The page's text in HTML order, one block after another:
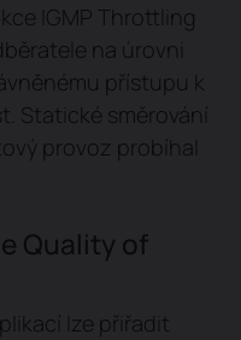
IGMP Throttling
na úrovni
přístupu k
Statické směrování
provoz probíhal
Quality of
lze přiřadit